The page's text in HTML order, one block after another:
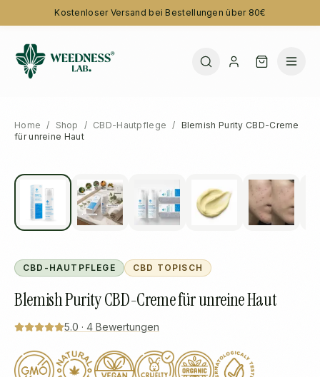
Kostenloser Versand bei Bestellungen über 80€
Home / Shop / CBD-Hautpflege / Blemish Purity CBD-Creme
für unreine Haut
CBD-HAUTPFLEGE CBD TOPISCH
Blemish Purity CBD-Creme für unreine Haut
5.0 · 4 Bewertungen